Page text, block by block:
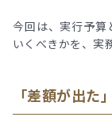
今回は、実行予算
いくべきかを、実
「差額が出た